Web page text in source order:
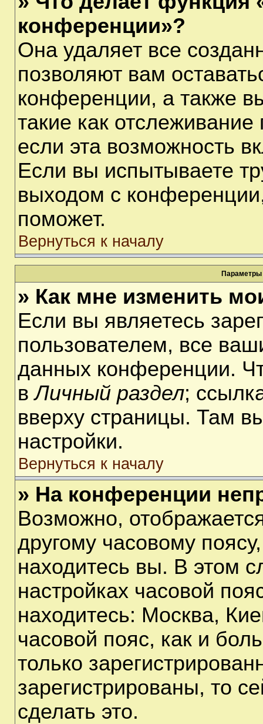
конференции»?
Она удаляет все
позволяют вам
конференции, а также
такие как
если эта возможность
Если вы испытываете
выходом с
поможет.
Вернуться к началу
Параметры
» Как мне изменить
Если вы являетесь
пользователем, все
данных конференции.
вЛичный раздел;
вверху страницы. Там
настройки.
Вернуться к началу
» На конференции
Возможно,
другому часовому
находитесь вы. В этом
настройках часовой
находитесь: Москва,
часовой пояс, как и
только
зарегистрированы, то
сделать это.